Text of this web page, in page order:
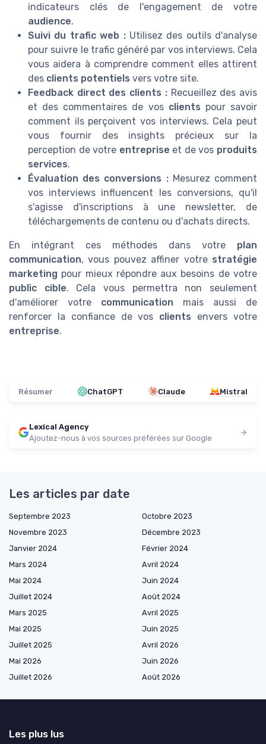
indicateurs clés de l'engagement de votre
audience.
Suivi du trafic web :Utilisez des outils d'analyse
pour suivre le trafic généré par vos interviews. Cela
vous aidera à comprendre comment elles attirent
des clients potentiels vers votre site.
Feedback direct des clients :Recueillez des avis
et des commentaires de vos clients pour savoir
comment ils perçoivent vos interviews. Cela peut
vous fournir des insights précieux sur la
perception de votre entreprise et de vos produits
services.
Évaluation des conversions :Mesurez comment
vos interviews influencent les conversions, qu'il
s'agisse d'inscriptions à une newsletter, de
téléchargements de contenu ou d'achats directs.
En intégrant ces méthodes dans votre plan
communication, vous pouvez affiner votre stratégie
marketing pour mieux répondre aux besoins de votre
public cible. Cela vous permettra non seulement
d'améliorer votre communication mais aussi de
renforcer la confiance de vos clients envers votre
entreprise.
Résumer ChatGPT Claude Mistral
Lexical Agency
Ajoutez-nous à vos sources préférées sur Google
Les articles par date
Septembre 2023
Octobre 2023
Novembre 2023
Décembre 2023
Janvier 2024
Février 2024
Mars 2024
Avril 2024
Mai 2024
Juin 2024
Juillet 2024
Août 2024
Mars 2025
Avril 2025
Mai 2025
Juin 2025
Juillet 2025
Avril 2026
Mai 2026
Juin 2026
Juillet 2026
Août 2026
Les plus lus